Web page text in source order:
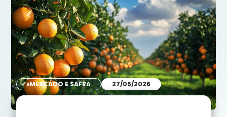
MERCADO E SAFRA 27/05/2026